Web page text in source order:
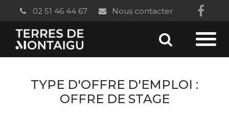
02 51 46 44 67 Nous contacter
Lien
vers
Aller
Aller
la
TYPE D'OFFRE D'EMPLOI :
OFFRE DE STAGE